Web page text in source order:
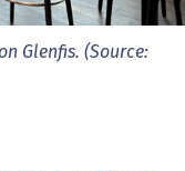
Glenfis. (Source: